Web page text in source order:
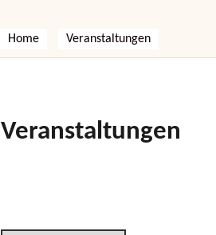
Home Veranstaltungen
Veranstaltungen